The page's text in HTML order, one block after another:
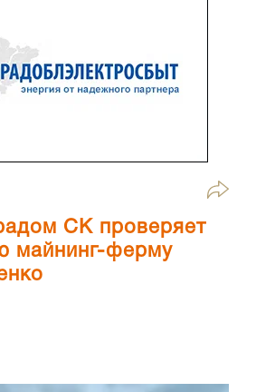
СК проверяет
майнинг-ферму